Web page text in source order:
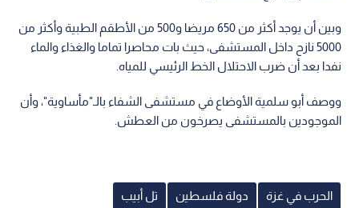
وبين أن يوجد أكثر من 650 مريضا و500 من الأطقم الطبية وأكثر من
5000 نازح داخل المستشفى، حيث بات محاصرا تماما والغذاء والماء
نفدا بعد أن ضرب الاحتلال الخط الرئيسي للمياه.
ووصف أبو سلمية الأوضاع في مستشفى الشفاء بالـ"مأساوية"، وأن
الموجودين بالمستشفى يصرخون من العطش.
الحرب في غزة دولة فلسطين تل أبيب